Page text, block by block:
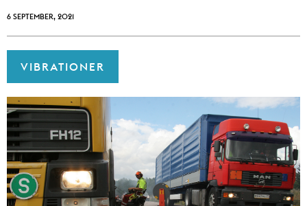
6 SEPTEMBER, 2021
VIBRATIONER